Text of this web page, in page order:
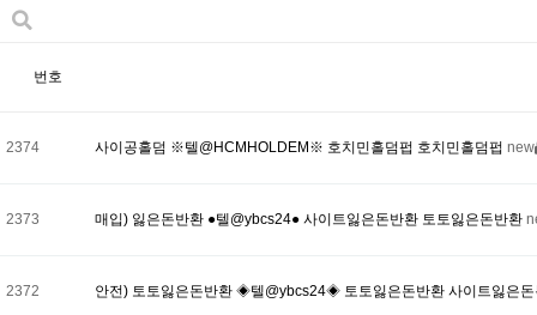
번호
2374 사이공홀덤 ※텔@HCMHOLDEM※ 호치민홀덤펍 호치민홀덤펍 new
2373 매입) 잃은돈반환 ●텔@ybcs24● 사이트잃은돈반환 토토잃은돈반환
2372 안전) 토토잃은돈반환 ◈텔@ybcs24◈ 토토잃은돈반환 사이트잃은돈